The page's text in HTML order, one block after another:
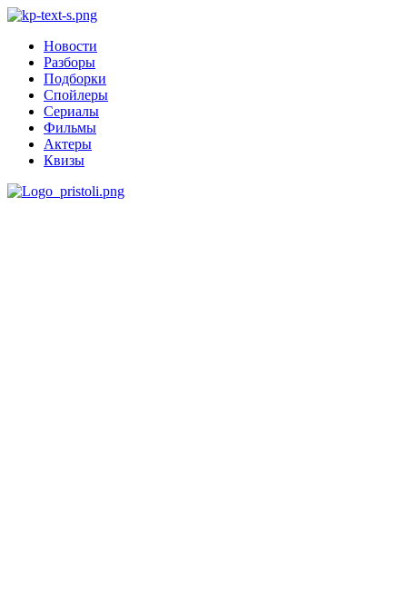
Новости
Разборы
Подборки
Спойлеры
Сериалы
Фильмы
Актеры
Квизы